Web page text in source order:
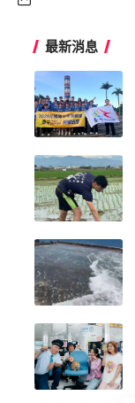
最新消息